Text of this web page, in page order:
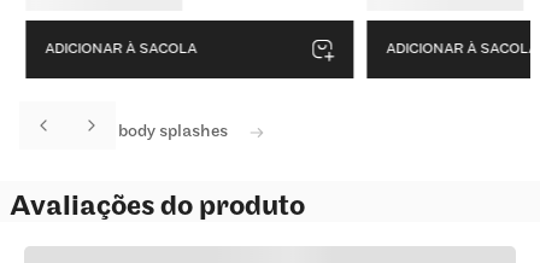
ADICIONAR À SACOLA ADICIONAR À SACOLA
Ver todos os body splashes
Avaliações do produto